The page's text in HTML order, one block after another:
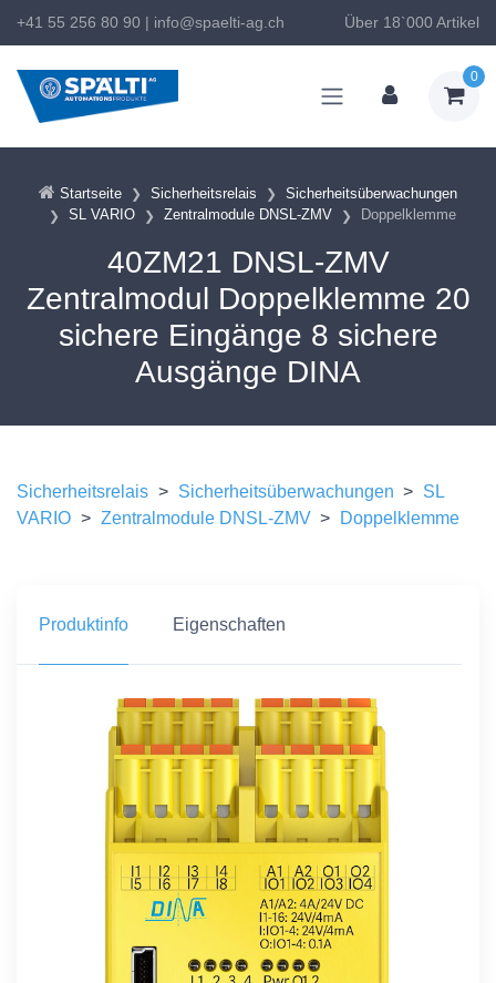
+41 55 256 80 90 | info@spaelti-ag.ch Über 18`000 Artikel
0
Startseite Sicherheitsrelais
Sicherheitsüberwachungen
SL VARIO
Zentralmodule DNSL-ZMV Doppelklemme
40ZM21 DNSL-ZMV
Zentralmodul Doppelklemme 20
sichere Eingänge 8 sichere
Ausgänge DINA
Sicherheitsrelais > Sicherheitsüberwachungen > SL
VARIO > Zentralmodule DNSL-ZMV > Doppelklemme
Produktinfo Eigenschaften